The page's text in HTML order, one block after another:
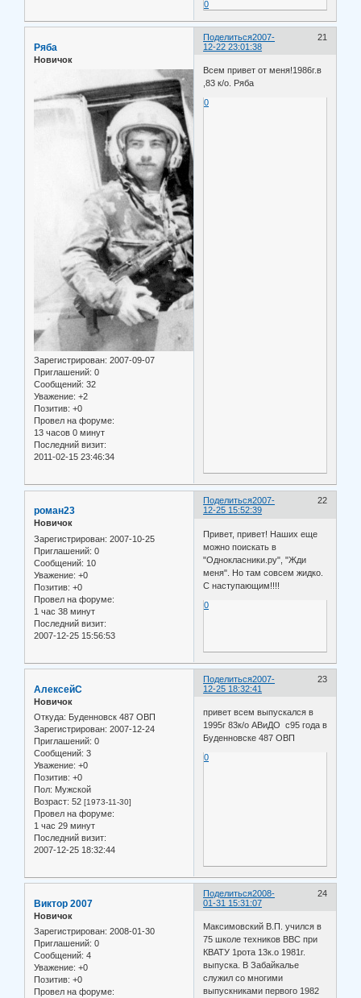
0
Поделиться 21
2007-
12-22 23:01:38
Ряба
Новичок
Зарегистрирован: 2007-09-07
Приглашений: 0
Сообщений: 32
Уважение: +2
Позитив: +0
Провел на форуме:
13 часов 0 минут
Последний визит:
2011-02-15 23:46:34
Всем привет от меня!1986г.в
,83 к/о. Ряба
0
Поделиться 22
2007-
12-25 15:52:39
роман23
Новичок
Зарегистрирован: 2007-10-25
Приглашений: 0
Сообщений: 10
Уважение: +0
Позитив: +0
Провел на форуме:
1 час 38 минут
Последний визит:
2007-12-25 15:56:53
Привет, привет! Наших еще
можно поискать в
"Однокласники.ру", "Жди
меня". Но там совсем жидко.
С наступающим!!!!
0
Поделиться 23
2007-
12-25 18:32:41
АлексейС
Новичок
Откуда: Буденновск 487 ОВП
Зарегистрирован: 2007-12-24
Приглашений: 0
Сообщений: 3
Уважение: +0
Позитив: +0
Пол: Мужской
Возраст: 52 [1973-11-30]
Провел на форуме:
1 час 29 минут
Последний визит:
2007-12-25 18:32:44
привет всем выпускался в
1995г 83к/о АВиДО с95 года в
Буденновске 487 ОВП
0
Поделиться 24
2008-
01-31 15:31:07
Виктор 2007
Новичок
Зарегистрирован: 2008-01-30
Приглашений: 0
Сообщений: 4
Уважение: +0
Позитив: +0
Провел на форуме:
Максимовский В.П. учился в
75 школе техников ВВС при
КВАТУ 1рота 13к.о 1981г.
выпуска. В Забайкалье
служил со многими
выпускниками первого 1982